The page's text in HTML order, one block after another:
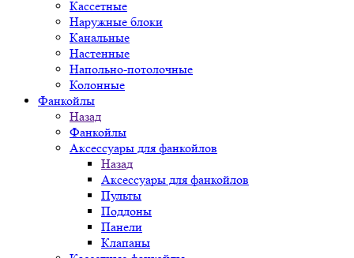
Кассетные
Наружные блоки
Канальные
Настенные
Напольно-потолочные
Колонные
Фанкойлы
Назад
Фанкойлы
Аксессуары для фанкойлов
Назад
Аксессуары для фанкойлов
Пульты
Поддоны
Панели
Клапаны